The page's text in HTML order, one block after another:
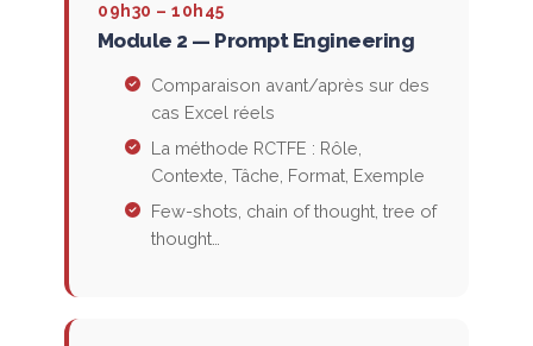
09h30 – 10h45
Module 2 — Prompt Engineering
Comparaison avant/après sur des
cas Excel réels
La méthode RCTFE : Rôle,
Contexte, Tâche, Format, Exemple
Few-shots, chain of thought, tree of
thought…